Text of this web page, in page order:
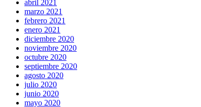
abril 2021
marzo 2021
febrero 2021
enero 2021
diciembre 2020
noviembre 2020
octubre 2020
septiembre 2020
agosto 2020
julio 2020
junio 2020
mayo 2020